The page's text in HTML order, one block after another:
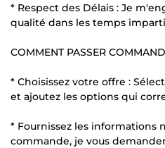
* Respect des Délais : Je
qualité dans les temps
COMMENT PASSER
* Choisissez votre offre :
et ajoutez les options qui
* Fournissez les informations
commande, je vous